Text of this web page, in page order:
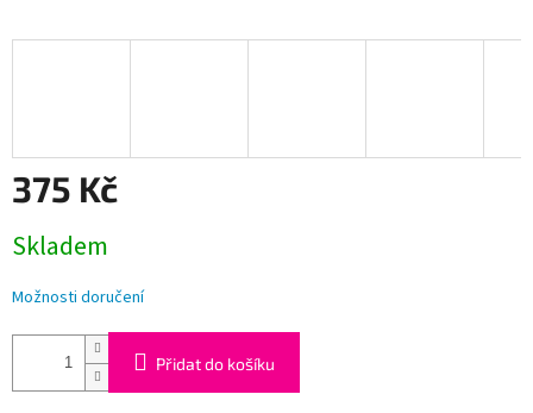
375 Kč
cena:
Skladem
Možnosti doručení
Přidat do košíku